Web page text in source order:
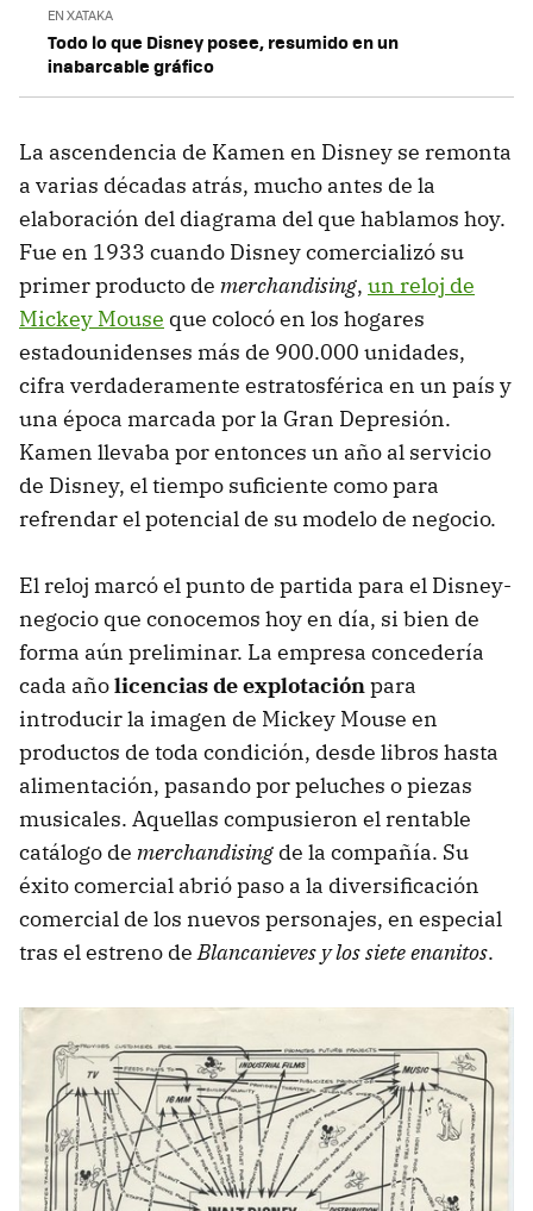
EN XATAKA
Todo lo que Disney posee, resumido en un
inabarcable gráfico
La ascendencia de Kamen en Disney se remonta
a varias décadas atrás, mucho antes de la
elaboración del diagrama del que hablamos hoy.
Fue en 1933 cuando Disney comercializó su
primer producto de merchandising, un reloj de
Mickey Mouse que colocó en los hogares
estadounidenses más de 900.000 unidades,
cifra verdaderamente estratosférica en un país y
una época marcada por la Gran Depresión.
Kamen llevaba por entonces un año al servicio
de Disney, el tiempo suficiente como para
refrendar el potencial de su modelo de negocio.
El reloj marcó el punto de partida para el Disney-
negocio que conocemos hoy en día, si bien de
forma aún preliminar. La empresa concedería
cada añolicencias de explotaciónpara
introducir la imagen de Mickey Mouse en
productos de toda condición, desde libros hasta
alimentación, pasando por peluches o piezas
musicales. Aquellas compusieron el rentable
catálogo de merchandising de la compañía. Su
éxito comercial abrió paso a la diversificación
comercial de los nuevos personajes, en especial
tras el estreno deBlancanieves y los siete enanitos.